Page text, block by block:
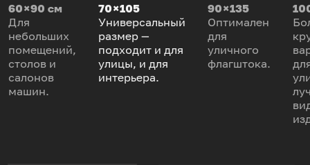
60 × 90 см
Для
небольших
помещений,
столов и
салонов
машин.
70 × 105
Универсальный
размер —
подходит и для
улицы, и для
интерьера.
90 × 135
Оптимален
для
уличного
флагштока.